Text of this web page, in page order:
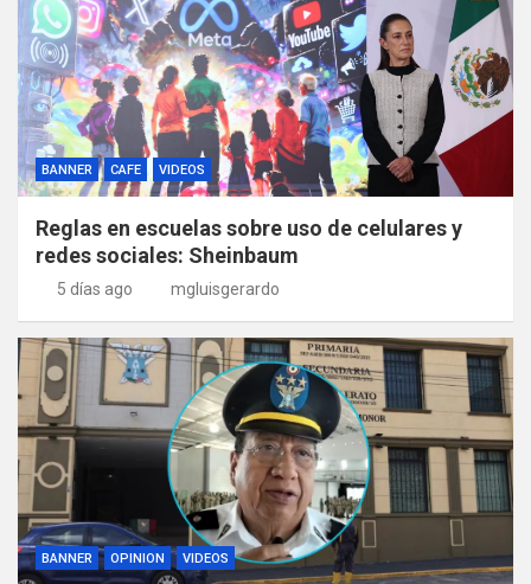
BANNER CAFE VIDEOS
Reglas en escuelas sobre uso de celulares y
redes sociales: Sheinbaum
5 días ago mgluisgerardo
BANNER OPINION VIDEOS